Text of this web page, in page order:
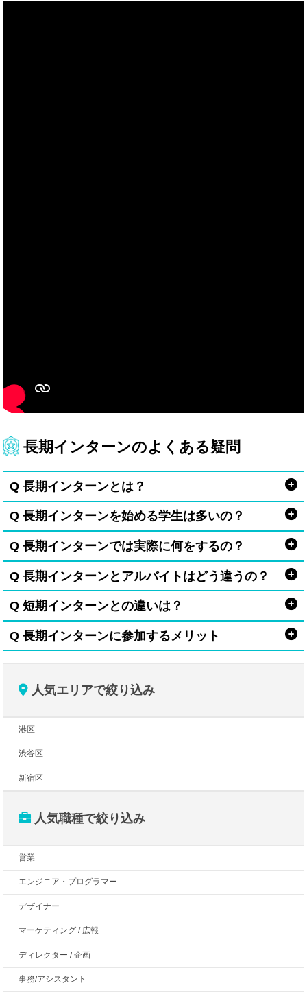
長期インターンのよくある疑問
Q 長期インターンとは？
Q 長期インターンを始める学生は多いの？
Q 長期インターンでは実際に何をするの？
Q 長期インターンとアルバイトはどう違うの？
Q 短期インターンとの違いは？
Q 長期インターンに参加するメリット
人気エリアで絞り込み
港区
渋谷区
新宿区
人気職種で絞り込み
営業
エンジニア・プログラマー
デザイナー
マーケティング / 広報
ディレクター / 企画
事務/アシスタント